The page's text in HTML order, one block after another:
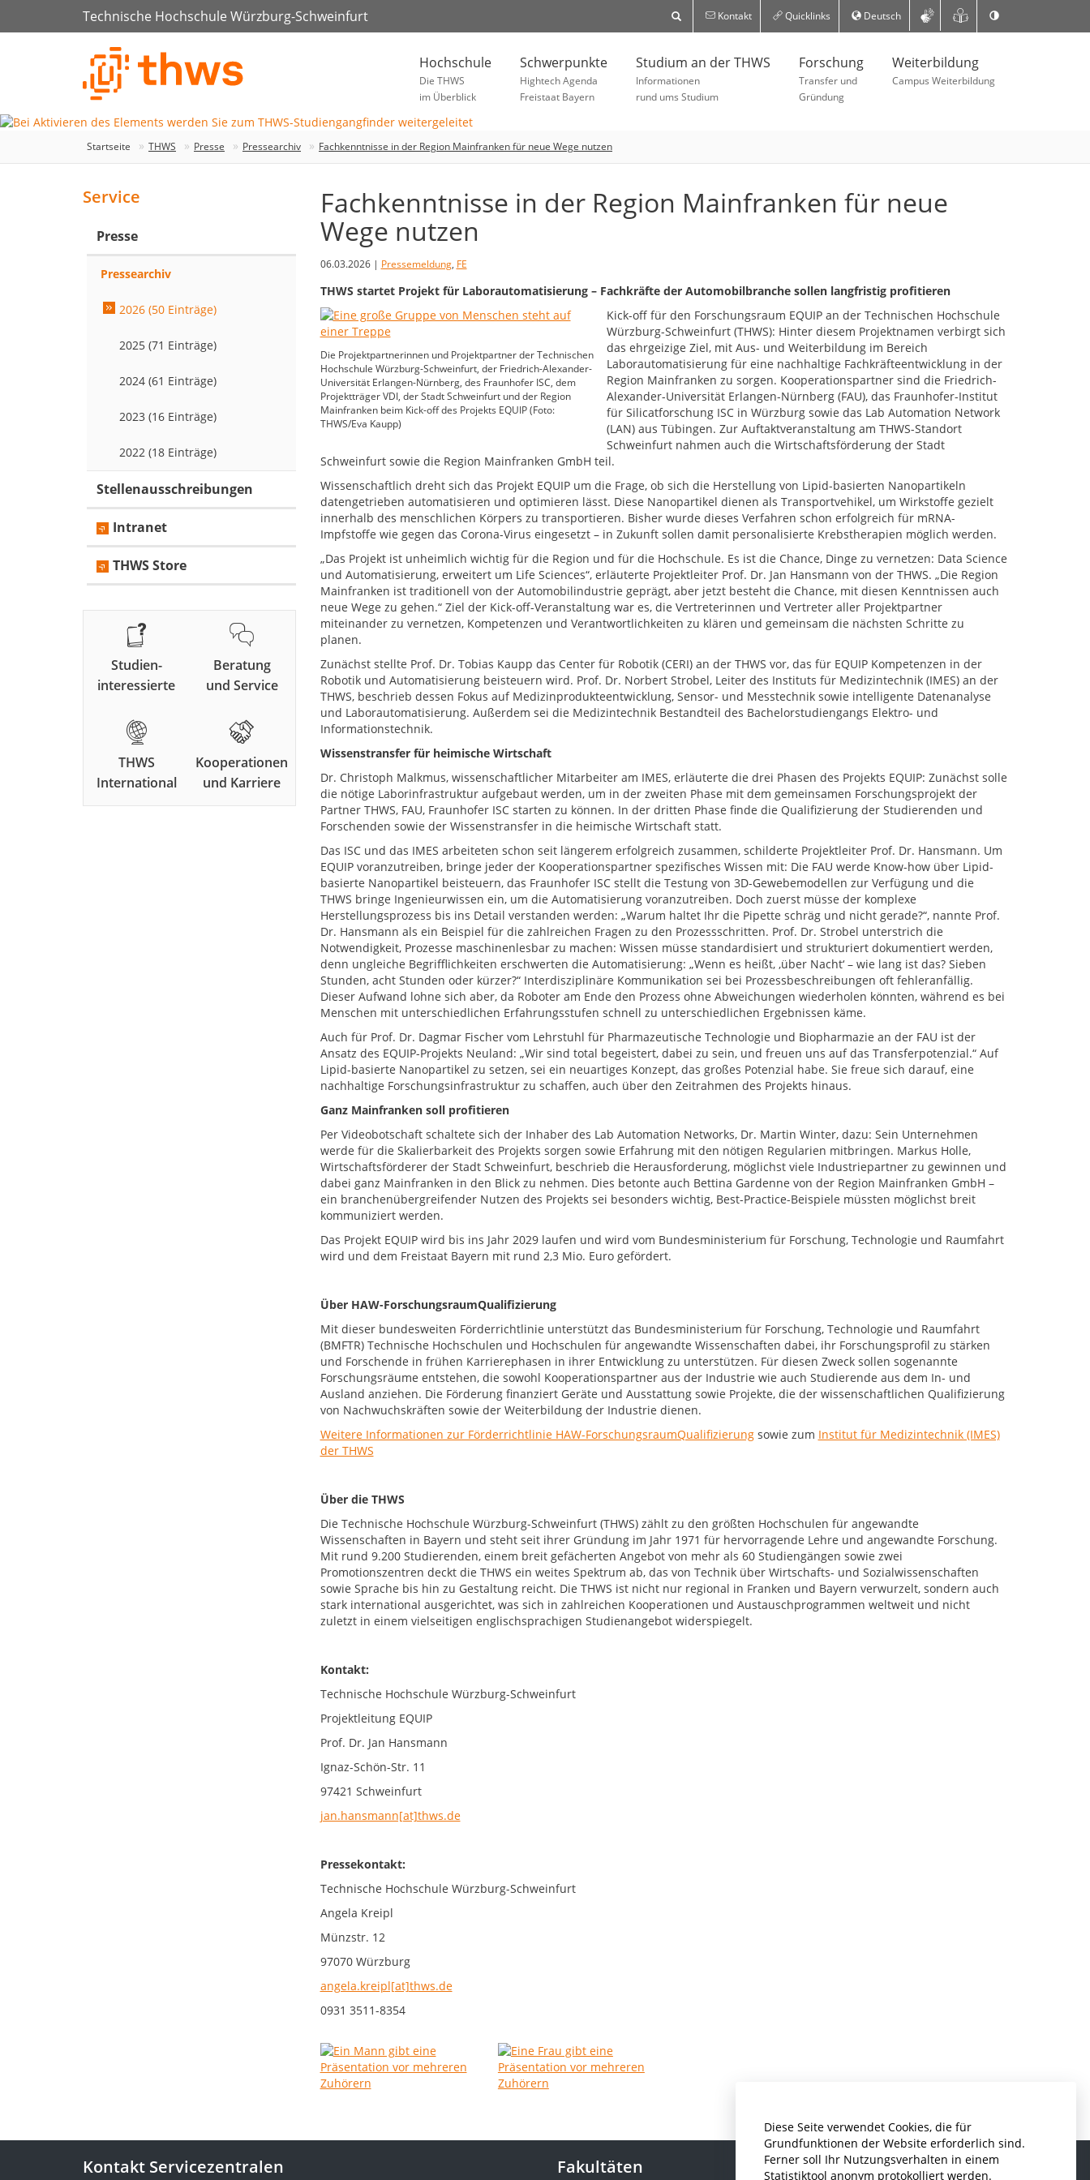
Diese Seite verwendet Cookies, die für
Grundfunktionen der Website erforderlich sind.
Ferner soll Ihr Nutzungsverhalten in einem
Statistiktool anonym protokolliert werden.
Technische Hochschule Würzburg-Schweinfurt Kontakt Quicklinks Deutsch
Hochschule
Die THWS
im Überblick
Schwerpunkte
Hightech Agenda
Freistaat Bayern
Studium an der THWS
Informationen
rund ums Studium
Forschung
Transfer und
Gründung
Weiterbildung
Campus Weiterbildung
Startseite THWS Presse Pressearchiv Fachkenntnisse in der Region Mainfranken für neue Wege nutzen
Fachkenntnisse in der Region Mainfranken für neue
Wege nutzen
06.03.2026 | Pressemeldung, FE
THWS startet Projekt für Laborautomatisierung – Fachkräfte der Automobilbranche sollen langfristig profitieren
Die Projektpartnerinnen und Projektpartner der Technischen
Hochschule Würzburg-Schweinfurt, der Friedrich-Alexander-
Universität Erlangen-Nürnberg, des Fraunhofer ISC, dem
Projektträger VDI, der Stadt Schweinfurt und der Region
Mainfranken beim Kick-off des Projekts EQUIP (Foto:
THWS/Eva Kaupp)
Kick-off für den Forschungsraum EQUIP an der Technischen Hochschule
Würzburg-Schweinfurt (THWS): Hinter diesem Projektnamen verbirgt sich
das ehrgeizige Ziel, mit Aus- und Weiterbildung im Bereich
Laborautomatisierung für eine nachhaltige Fachkräfteentwicklung in der
Region Mainfranken zu sorgen. Kooperationspartner sind die Friedrich-
Alexander-Universität Erlangen-Nürnberg (FAU), das Fraunhofer-Institut
für Silicatforschung ISC in Würzburg sowie das Lab Automation Network
(LAN) aus Tübingen. Zur Auftaktveranstaltung am THWS-Standort
Schweinfurt nahmen auch die Wirtschaftsförderung der Stadt
Schweinfurt sowie die Region Mainfranken GmbH teil.
Wissenschaftlich dreht sich das Projekt EQUIP um die Frage, ob sich die Herstellung von Lipid-basierten Nanopartikeln
datengetrieben automatisieren und optimieren lässt. Diese Nanopartikel dienen als Transportvehikel, um Wirkstoffe gezielt
innerhalb des menschlichen Körpers zu transportieren. Bisher wurde dieses Verfahren schon erfolgreich für mRNA-
Impfstoffe wie gegen das Corona-Virus eingesetzt – in Zukunft sollen damit personalisierte Krebstherapien möglich werden.
„Das Projekt ist unheimlich wichtig für die Region und für die Hochschule. Es ist die Chance, Dinge zu vernetzen: Data Science
und Automatisierung, erweitert um Life Sciences“, erläuterte Projektleiter Prof. Dr. Jan Hansmann von der THWS. „Die Region
Mainfranken ist traditionell von der Automobilindustrie geprägt, aber jetzt besteht die Chance, mit diesen Kenntnissen auch
neue Wege zu gehen.“ Ziel der Kick-off-Veranstaltung war es, die Vertreterinnen und Vertreter aller Projektpartner
miteinander zu vernetzen, Kompetenzen und Verantwortlichkeiten zu klären und gemeinsam die nächsten Schritte zu
planen.
Zunächst stellte Prof. Dr. Tobias Kaupp das Center für Robotik (CERI) an der THWS vor, das für EQUIP Kompetenzen in der
Robotik und Automatisierung beisteuern wird. Prof. Dr. Norbert Strobel, Leiter des Instituts für Medizintechnik (IMES) an der
THWS, beschrieb dessen Fokus auf Medizinprodukteentwicklung, Sensor- und Messtechnik sowie intelligente Datenanalyse
und Laborautomatisierung. Außerdem sei die Medizintechnik Bestandteil des Bachelorstudiengangs Elektro- und
Informationstechnik.
Wissenstransfer für heimische Wirtschaft
Dr. Christoph Malkmus, wissenschaftlicher Mitarbeiter am IMES, erläuterte die drei Phasen des Projekts EQUIP: Zunächst solle
die nötige Laborinfrastruktur aufgebaut werden, um in der zweiten Phase mit dem gemeinsamen Forschungsprojekt der
Partner THWS, FAU, Fraunhofer ISC starten zu können. In der dritten Phase finde die Qualifizierung der Studierenden und
Forschenden sowie der Wissenstransfer in die heimische Wirtschaft statt.
Das ISC und das IMES arbeiteten schon seit längerem erfolgreich zusammen, schilderte Projektleiter Prof. Dr. Hansmann. Um
EQUIP voranzutreiben, bringe jeder der Kooperationspartner spezifisches Wissen mit: Die FAU werde Know-how über Lipid-
basierte Nanopartikel beisteuern, das Fraunhofer ISC stellt die Testung von 3D-Gewebemodellen zur Verfügung und die
THWS bringe Ingenieurwissen ein, um die Automatisierung voranzutreiben. Doch zuerst müsse der komplexe
Herstellungsprozess bis ins Detail verstanden werden: „Warum haltet Ihr die Pipette schräg und nicht gerade?“, nannte Prof.
Dr. Hansmann als ein Beispiel für die zahlreichen Fragen zu den Prozessschritten. Prof. Dr. Strobel unterstrich die
Notwendigkeit, Prozesse maschinenlesbar zu machen: Wissen müsse standardisiert und strukturiert dokumentiert werden,
denn ungleiche Begrifflichkeiten erschwerten die Automatisierung: „Wenn es heißt, ,über Nacht‘ – wie lang ist das? Sieben
Stunden, acht Stunden oder kürzer?“ Interdisziplinäre Kommunikation sei bei Prozessbeschreibungen oft fehleranfällig.
Dieser Aufwand lohne sich aber, da Roboter am Ende den Prozess ohne Abweichungen wiederholen könnten, während es bei
Menschen mit unterschiedlichen Erfahrungsstufen schnell zu unterschiedlichen Ergebnissen käme.
Auch für Prof. Dr. Dagmar Fischer vom Lehrstuhl für Pharmazeutische Technologie und Biopharmazie an der FAU ist der
Ansatz des EQUIP-Projekts Neuland: „Wir sind total begeistert, dabei zu sein, und freuen uns auf das Transferpotenzial.“ Auf
Lipid-basierte Nanopartikel zu setzen, sei ein neuartiges Konzept, das großes Potenzial habe. Sie freue sich darauf, eine
nachhaltige Forschungsinfrastruktur zu schaffen, auch über den Zeitrahmen des Projekts hinaus.
Ganz Mainfranken soll profitieren
Per Videobotschaft schaltete sich der Inhaber des Lab Automation Networks, Dr. Martin Winter, dazu: Sein Unternehmen
werde für die Skalierbarkeit des Projekts sorgen sowie Erfahrung mit den nötigen Regularien mitbringen. Markus Holle,
Wirtschaftsförderer der Stadt Schweinfurt, beschrieb die Herausforderung, möglichst viele Industriepartner zu gewinnen und
dabei ganz Mainfranken in den Blick zu nehmen. Dies betonte auch Bettina Gardenne von der Region Mainfranken GmbH –
ein branchenübergreifender Nutzen des Projekts sei besonders wichtig, Best-Practice-Beispiele müssten möglichst breit
kommuniziert werden.
Das Projekt EQUIP wird bis ins Jahr 2029 laufen und wird vom Bundesministerium für Forschung, Technologie und Raumfahrt
wird und dem Freistaat Bayern mit rund 2,3 Mio. Euro gefördert.
Über HAW-ForschungsraumQualifizierung
Mit dieser bundesweiten Förderrichtlinie unterstützt das Bundesministerium für Forschung, Technologie und Raumfahrt
(BMFTR) Technische Hochschulen und Hochschulen für angewandte Wissenschaften dabei, ihr Forschungsprofil zu stärken
und Forschende in frühen Karrierephasen in ihrer Entwicklung zu unterstützen. Für diesen Zweck sollen sogenannte
Forschungsräume entstehen, die sowohl Kooperationspartner aus der Industrie wie auch Studierende aus dem In- und
Ausland anziehen. Die Förderung finanziert Geräte und Ausstattung sowie Projekte, die der wissenschaftlichen Qualifizierung
von Nachwuchskräften sowie der Weiterbildung der Industrie dienen.
Weitere Informationen zur Förderrichtlinie HAW-ForschungsraumQualifizierungsowie zum Institut für Medizintechnik (IMES)
der THWS
Über die THWS
Die Technische Hochschule Würzburg-Schweinfurt (THWS) zählt zu den größten Hochschulen für angewandte
Wissenschaften in Bayern und steht seit ihrer Gründung im Jahr 1971 für hervorragende Lehre und angewandte Forschung.
Mit rund 9.200 Studierenden, einem breit gefächerten Angebot von mehr als 60 Studiengängen sowie zwei
Promotionszentren deckt die THWS ein weites Spektrum ab, das von Technik über Wirtschafts- und Sozialwissenschaften
sowie Sprache bis hin zu Gestaltung reicht. Die THWS ist nicht nur regional in Franken und Bayern verwurzelt, sondern auch
stark international ausgerichtet, was sich in zahlreichen Kooperationen und Austauschprogrammen weltweit und nicht
zuletzt in einem vielseitigen englischsprachigen Studienangebot widerspiegelt.
Kontakt:
Technische Hochschule Würzburg-Schweinfurt
Projektleitung EQUIP
Prof. Dr. Jan Hansmann
Ignaz-Schön-Str. 11
97421 Schweinfurt
jan.hansmann[at]thws.de
Pressekontakt:
Technische Hochschule Würzburg-Schweinfurt
Angela Kreipl
Münzstr. 12
97070 Würzburg
angela.kreipl[at]thws.de
0931 3511-8354
Service
Presse
Pressearchiv
2026 (50 Einträge)
2025 (71 Einträge)
2024 (61 Einträge)
2023 (16 Einträge)
2022 (18 Einträge)
Stellenausschreibungen
Intranet
THWS Store
Studien-
interessierte
Beratung
und Service
THWS
International
Kooperationen
und Karriere
Kontakt Servicezentralen Fakultäten